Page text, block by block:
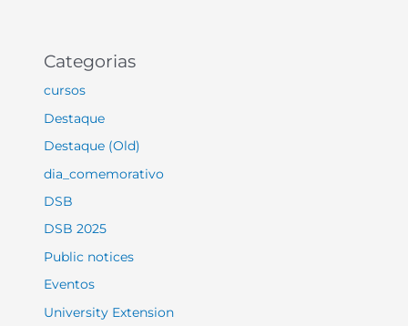
Categorias
cursos
Destaque
Destaque (Old)
dia_comemorativo
DSB
DSB 2025
Public notices
Eventos
University Extension